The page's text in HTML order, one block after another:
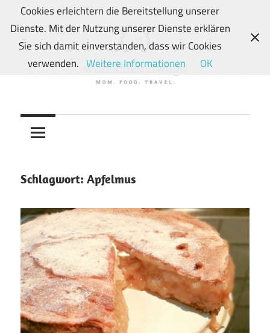
Zum
Inhalt
springen
wunschkindwege
Wunschkindern
und
Mein
Food-
und
Travelblog
Schlagwort: Apfelmus
Cookies erleichtern die Bereitstellung unserer
Dienste. Mit der Nutzung unserer Dienste erklären
Sie sich damit einverstanden, dass wir Cookies
verwenden. Weitere Informationen OK